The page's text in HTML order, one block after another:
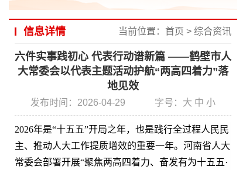
信息详情 当前位置： 首页 > 综合资讯
六件实事践初心 代表行动谱新篇 ——鹤壁市人
大常委会以代表主题活动护航“两高四着力”落
地见效
发布时间：2026-04-29 字号： 大 中 小
2026年是“十五五”开局之年，也是践行全过程人民民
主、推动人大工作提质增效的重要一年。河南省人大
常委会部署开展“聚焦两高四着力、奋发有为十五五·